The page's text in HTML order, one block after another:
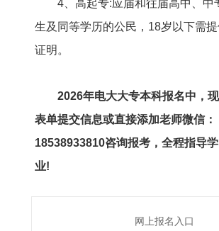
4、高起专:应届和往届高中、中
生及同等学历的公民，18岁以下需
证明。
2026年电大大专本科报名中，
表单提交信息或直接添加老师微信：
18538933810咨询报考，全程指导
业!
网上报名入口